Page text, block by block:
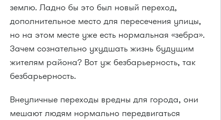
землю. Ладно бы это был новый переход,
дополнительное место для пересечения улицы,
но на этом месте уже есть нормальная «зебра».
Зачем сознательно ухудшать жизнь будущим
жителям района? Вот уж безбарьерность, так
безбарьерность.
Внеуличные переходы вредны для города, они
мешают людям нормально передвигаться